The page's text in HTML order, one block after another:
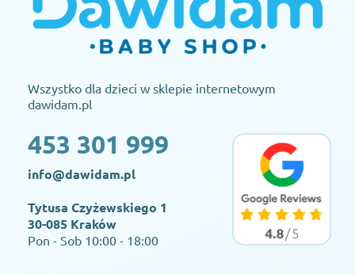
Wszystko dla dzieci w sklepie internetowym
dawidam.pl
453 301 999
info@dawidam.pl
Tytusa Czyżewskiego 1
30-085 Kraków
Pon - Sob 10:00 - 18:00